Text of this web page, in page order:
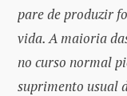
pare de produzir
vida. A maioria
no curso normal
suprimento usual